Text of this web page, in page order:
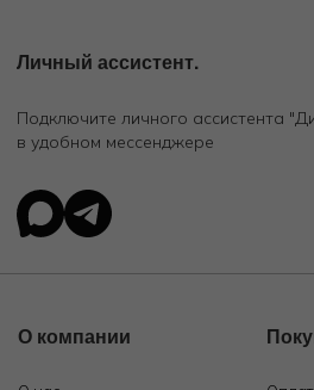
Личный ассистент.
Подключите личного ассистента
в удобном мессенджере
О компании